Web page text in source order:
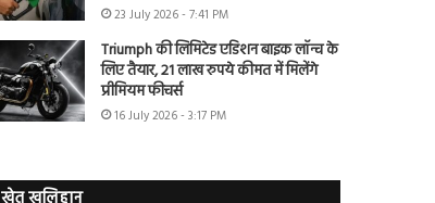
23 July 2026 - 7:41 PM
Triumph की लिमिटेड एडिशन बाइक लॉन्च के
लिए तैयार, 21 लाख रुपये कीमत में मिलेंगे
प्रीमियम फीचर्स
16 July 2026 - 3:17 PM